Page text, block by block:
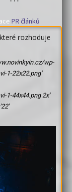
PR článků
rozhoduje
wp-
1-22x22.png'
1-44x44.png 2x'